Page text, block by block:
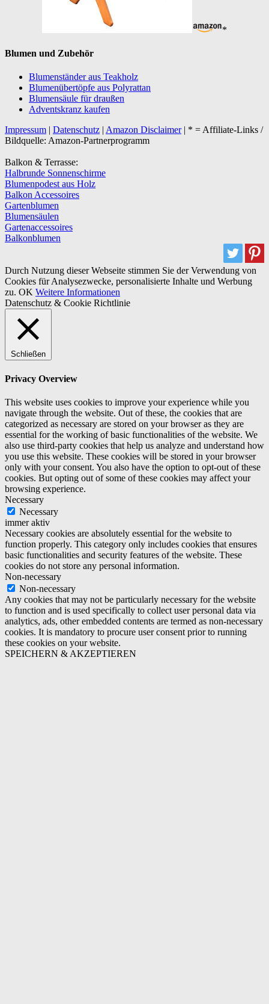
*
Blumen und Zubehör
Blumenständer aus Teakholz
Blumenübertöpfe aus Polyrattan
Blumensäule für draußen
Adventskranz kaufen
Impressum
Datenschutz Amazon Disclaimer| * = Affiliate-Links /
Bildquelle: Amazon-Partnerprogramm
Balkon & Terrasse:
Halbrunde Sonnenschirme
Blumenpodest aus Holz
Balkon Accessoires
Gartenblumen
Blumensäulen
Gartenaccessoires
Balkonblumen
Durch Nutzung dieser Webseite stimmen Sie der Verwendung von
Cookies für Analysezwecke, personalisierte Inhalte und Werbung
zu. OK Weitere Informationen
Datenschutz & Cookie Richtlinie
Schließen
Privacy Overview
This website uses cookies to improve your experience while you
navigate through the website. Out of these, the cookies that are
categorized as necessary are stored on your browser as they are
essential for the working of basic functionalities of the website. We
also use third-party cookies that help us analyze and understand how
you use this website. These cookies will be stored in your browser
only with your consent. You also have the option to opt-out of these
cookies. But opting out of some of these cookies may affect your
browsing experience.
Necessary
Necessary
immer aktiv
Necessary cookies are absolutely essential for the website to
function properly. This category only includes cookies that ensures
basic functionalities and security features of the website. These
cookies do not store any personal information.
Non-necessary
Non-necessary
Any cookies that may not be particularly necessary for the website
to function and is used specifically to collect user personal data via
analytics, ads, other embedded contents are termed as non-necessary
cookies. It is mandatory to procure user consent prior to running
these cookies on your website.
SPEICHERN & AKZEPTIEREN